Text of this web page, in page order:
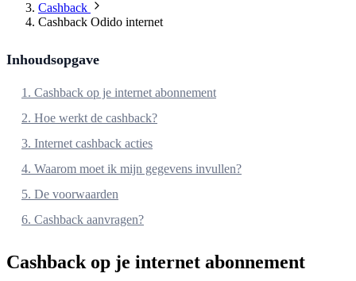
Cashback
Cashback Odido internet
Inhoudsopgave
1. Cashback op je internet abonnement
2. Hoe werkt de cashback?
3. Internet cashback acties
4. Waarom moet ik mijn gegevens invullen?
5. De voorwaarden
6. Cashback aanvragen?
Cashback op je internet abonnement